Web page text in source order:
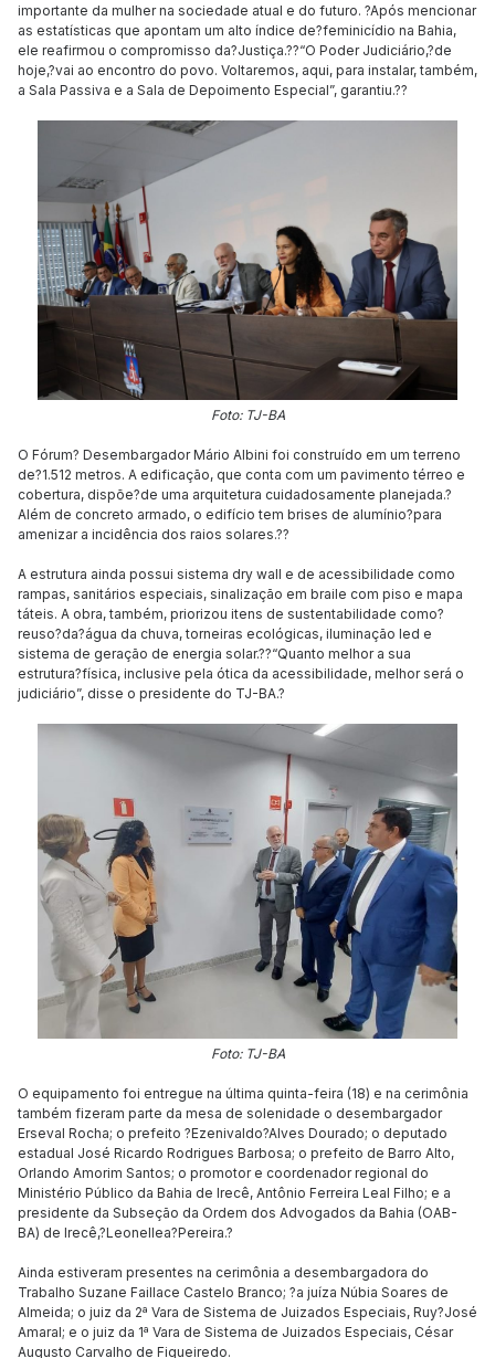
importante da mulher na sociedade atual e do futuro. ?Após mencionar
as estatísticas que apontam um alto índice de?feminicídio na Bahia,
ele reafirmou o compromisso da?Justiça.??“O Poder Judiciário,?de
hoje,?vai ao encontro do povo. Voltaremos, aqui, para instalar, também,
a Sala Passiva e a Sala de Depoimento Especial”, garantiu.??
Foto: TJ-BA
O Fórum? Desembargador Mário Albini foi construído em um terreno
de?1.512 metros. A edificação, que conta com um pavimento térreo e
cobertura, dispõe?de uma arquitetura cuidadosamente planejada.?
Além de concreto armado, o edifício tem brises de alumínio?para
amenizar a incidência dos raios solares.??
A estrutura ainda possui sistema dry wall e de acessibilidade como
rampas, sanitários especiais, sinalização em braile com piso e mapa
táteis. A obra, também, priorizou itens de sustentabilidade como?
reuso?da?água da chuva, torneiras ecológicas, iluminação led e
sistema de geração de energia solar.??“Quanto melhor a sua
estrutura?física, inclusive pela ótica da acessibilidade, melhor será o
judiciário”, disse o presidente do TJ-BA.?
Foto: TJ-BA
O equipamento foi entregue na última quinta-feira (18) e na cerimônia
também fizeram parte da mesa de solenidade o desembargador
Erseval Rocha; o prefeito ?Ezenivaldo?Alves Dourado; o deputado
estadual José Ricardo Rodrigues Barbosa; o prefeito de Barro Alto,
Orlando Amorim Santos; o promotor e coordenador regional do
Ministério Público da Bahia de Irecê, Antônio Ferreira Leal Filho; e a
presidente da Subseção da Ordem dos Advogados da Bahia (OAB-
BA) de Irecê,?Leonellea?Pereira.?
Ainda estiveram presentes na cerimônia a desembargadora do
Trabalho Suzane Faillace Castelo Branco; ?a juíza Núbia Soares de
Almeida; o juiz da 2ª Vara de Sistema de Juizados Especiais, Ruy?José
Amaral; e o juiz da 1ª Vara de Sistema de Juizados Especiais, César
Augusto Carvalho de Figueiredo.